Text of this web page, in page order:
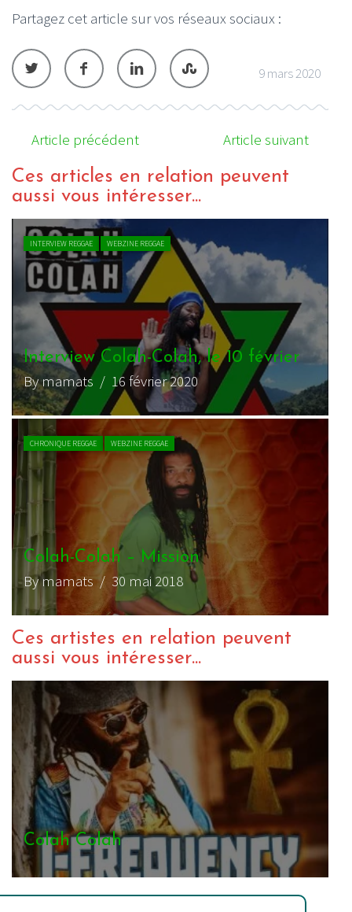
Partagez cet article sur vos réseaux sociaux :
9 mars 2020
Article précédent Article suivant
Ces articles en relation peuvent
aussi vous intéresser...
INTERVIEW REGGAE WEBZINE REGGAE
Interview Colah-Colah, le 10 février
By mamats / 16 février 2020
CHRONIQUE REGGAE WEBZINE REGGAE
Colah-Colah – Mission
By mamats/ 30 mai 2018
Ces artistes en relation peuvent
aussi vous intéresser...
Colah Colah